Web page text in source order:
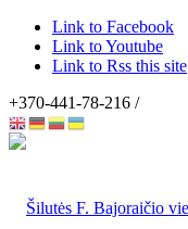
Link to Facebook
Link to Youtube
Link to Rss this site
+370-441-78-216 /